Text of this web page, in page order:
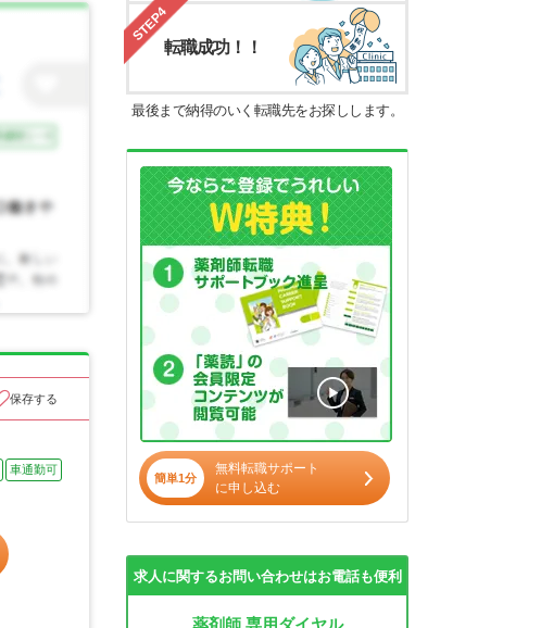
保存する
車通勤可
STEP4
転職成功！！
最後まで納得のいく転職先をお探しします。
簡単1分
無料転職サポート
に申し込む
求人に関するお問い合わせはお電話も便利
薬剤師 専用ダイヤル